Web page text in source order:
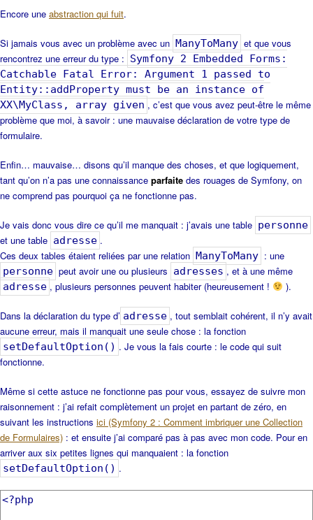
Encore une abstraction qui fuit.
Si jamais vous avec un problème avec un ManyToMany et que vous
rencontrez une erreur du type : Symfony 2 Embedded Forms:
Catchable Fatal Error: Argument 1 passed to
Entity::addProperty must be an instance of
XX\MyClass, array given , c’est que vous avez peut-être le même
problème que moi, à savoir : une mauvaise déclaration de votre type de
formulaire.
Enfin… mauvaise… disons qu’il manque des choses, et que logiquement,
tant qu’on n’a pas une connaissance parfaite des rouages de Symfony, on
ne comprend pas pourquoi ça ne fonctionne pas.
Je vais donc vous dire ce qu’il me manquait : j’avais une table personne
et une table adresse .
Ces deux tables étaient reliées par une relation ManyToMany : une
personne peut avoir une ou plusieurs adresses , et à une même
adresse , plusieurs personnes peuvent habiter (heureusement ! ).
Dans la déclaration du type d’ adresse , tout semblait cohérent, il n’y avait
aucune erreur, mais il manquait une seule chose : la fonction
setDefaultOption() . Je vous la fais courte : le code qui suit
fonctionne.
Même si cette astuce ne fonctionne pas pour vous, essayez de suivre mon
raisonnement : j’ai refait complètement un projet en partant de zéro, en
suivant les instructions ici (Symfony 2 : Comment imbriquer une Collection
de Formulaires) : et ensuite j’ai comparé pas à pas avec mon code. Pour en
arriver aux six petites lignes qui manquaient : la fonction
setDefaultOption() .
<?php